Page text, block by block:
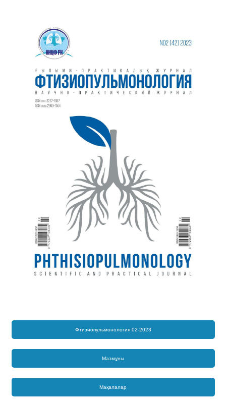
Фтизиопульмонология 02-2023
Мазмұны
Мақалалар